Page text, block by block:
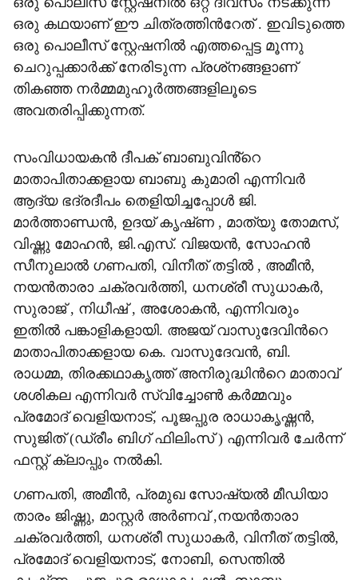
ഒരു കഥയാണ് ഈ ചിത്രത്തിന്‍റേത് . ഇവിടുത്തെ
ഒരു പൊലീസ് സ്റ്റേഷനിൽ എത്തപ്പെട്ട മൂന്നു
ചെറുപ്പക്കാർക്ക് നേരിടുന്ന പ്രശ്‌നങ്ങളാണ്
തികഞ്ഞ നർമ്മമുഹൂർത്തങ്ങളിലൂടെ
അവതരിപ്പിക്കുന്നത്.
സംവിധായകൻ ദീപക് ബാബുവിൻ്റെ
മാതാപിതാക്കളായ ബാബു കുമാരി എന്നിവർ
ആദ്യ ഭദ്രദീപം തെളിയിച്ചപ്പോൾ ജി.
മാർത്താണ്ഡൻ, ഉദയ് കൃഷ്‌ണ , മാത്യു തോമസ്,
വിഷ്ണു മോഹൻ, ജി.എസ്. വിജയൻ, സോഹൻ
സീനുലാൽ ഗണപതി, വിനീത് തട്ടിൽ , അമീൻ,
നയൻതാരാ ചക്രവർത്തി, ധനശ്രീ സുധാകർ,
സുരാജ് , നിധീഷ് , അശോകൻ, എന്നിവരും
ഇതിൽ പങ്കാളികളായി. അജയ് വാസുദേവിന്‍റെ
മാതാപിതാക്കളായ കെ. വാസുദേവൻ, ബി.
രാധമ്മ, തിരക്കഥാകൃത്ത് അനിരുദ്ധിന്‍റെ മാതാവ്
ശശികല എന്നിവർ സ്വിച്ചോൺ കർമ്മവും
പ്രമോദ് വെളിയനാട്, പൂജപ്പുര രാധാകൃഷ്ണൻ,
സുജിത് (ഡ്രീം ബിഗ് ഫിലിംസ് ) എന്നിവർ ചേർന്ന്
ഫസ്റ്റ് ക്ലാപ്പും നൽകി.
ഗണപതി, അമീൻ, പ്രമുഖ സോഷ്യൽ മീഡിയാ
താരം ജിഷ്ണു, മാസ്റ്റർ അർണവ് ,നയൻതാരാ
ചക്രവർത്തി, ധനശ്രീ സുധാകർ, വിനീത് തട്ടിൽ,
പ്രമോദ് വെളിയനാട്, നോബി, സെന്തിൽ